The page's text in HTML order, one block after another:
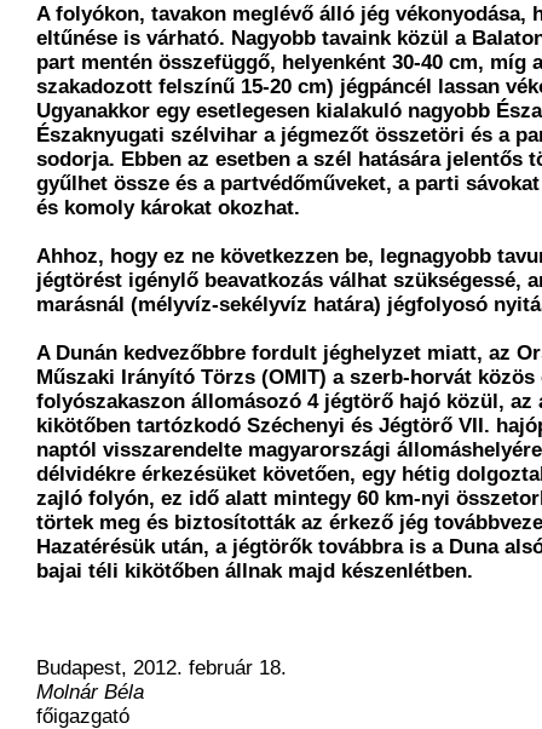
A folyókon, tavakon meglévő álló jég vékonyodása,
eltűnése is várható. Nagyobb tavaink közül a
part mentén összefüggő, helyenként 30-40 cm, míg
szakadozott felszínű 15-20 cm) jégpáncél lassan
Ugyanakkor egy esetlegesen kialakuló nagyobb
Északnyugati szélvihar a jégmezőt összetöri és a
sodorja. Ebben az esetben a szél hatására jelentős
gyűlhet össze és a partvédőműveket, a parti
és komoly károkat okozhat.
Ahhoz, hogy ez ne következzen be, legnagyobb
jégtörést igénylő beavatkozás válhat szükségessé,
marásnál (mélyvíz-sekélyvíz határa) jégfolyosó
A Dunán kedvezőbbre fordult jéghelyzet miatt, az
Műszaki Irányító Törzs (OMIT) a szerb-horvát közös
folyószakaszon állomásozó 4 jégtörő hajó közül, az
kikötőben tartózkodó Széchenyi és Jégtörő VII.
naptól visszarendelte magyarországi
délvidékre érkezésüket követően, egy hétig
zajló folyón, ez idő alatt mintegy 60 km-nyi
törtek meg és biztosították az érkező jég
Hazatérésük után, a jégtörők továbbra is a Duna
bajai téli kikötőben állnak majd készenlétben.
Budapest, 2012. február 18.
Molnár Béla
főigazgató